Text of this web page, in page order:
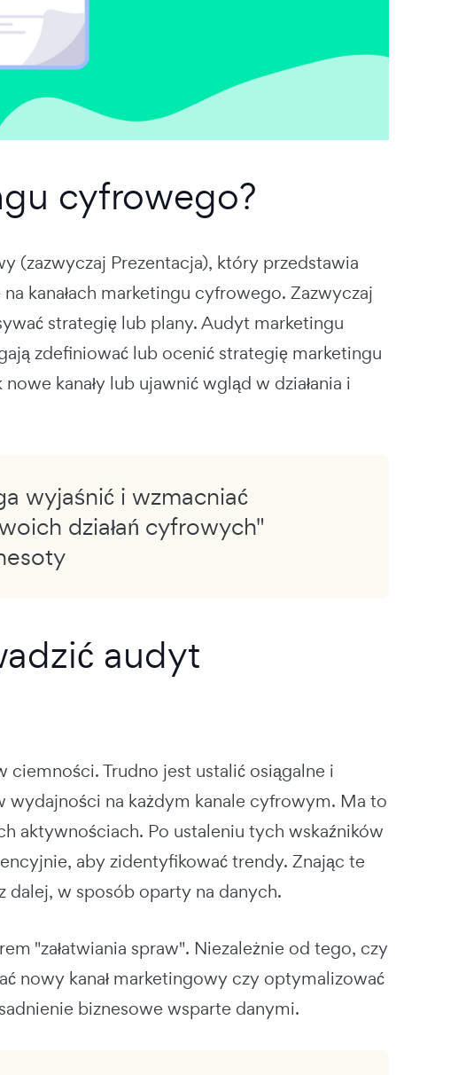
cyfrowego?
Prezentacja), który przedstawia
kanałach marketingu cyfrowego. Zazwyczaj
strategię lub plany. Audyt marketingu
zdefiniować lub ocenić strategię marketingu
kanały lub ujawnić wgląd w działania i
wyjaśnić i wzmacniać
działań cyfrowych"
audyt
Trudno jest ustalić osiągalne i
wydajności na każdym kanale cyfrowym. Ma to
aktywnościach. Po ustaleniu tych wskaźników
aby zidentyfikować trendy. Znając te
dalej, w sposób oparty na danych.
"załatwiania spraw". Niezależnie od tego, czy
nowy kanał marketingowy czy optymalizować
biznesowe wsparte danymi.